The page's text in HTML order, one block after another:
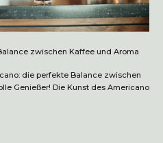
zwischen Kaffee und Aroma
die perfekte Balance zwischen
Genießer! Die Kunst des Americano